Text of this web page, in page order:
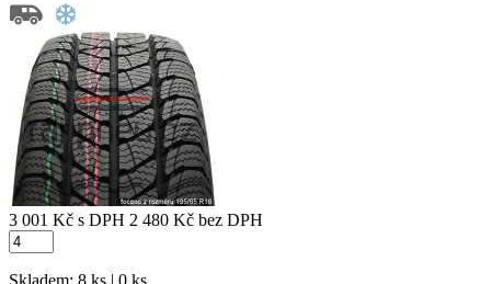
3 001 Kč s DPH 2 480 Kč bez DPH